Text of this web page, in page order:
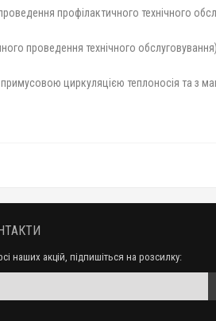
профілактичного технічного
проведення технічного
циркуляцією теплоносія та з
наших акцій, підпишіться на розсилку: